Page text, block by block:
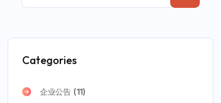
Categories
企业公告 (11)